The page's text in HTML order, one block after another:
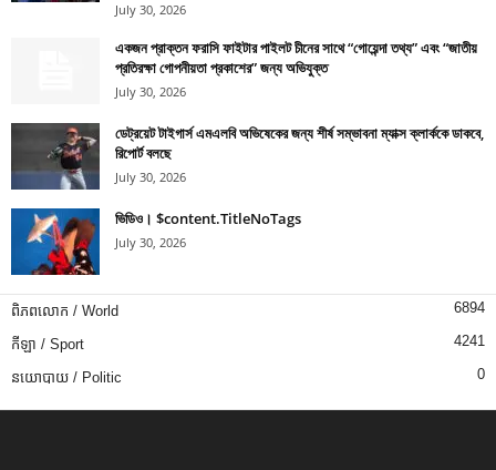
July 30, 2026
একজন প্রাক্তন ফরাসি ফাইটার পাইলট চীনের সাথে “গোয়েন্দা তথ্য” এবং “জাতীয়
প্রতিরক্ষা গোপনীয়তা প্রকাশের” জন্য অভিযুক্ত
July 30, 2026
ডেট্রয়েট টাইগার্স এমএলবি অভিষেকের জন্য শীর্ষ সম্ভাবনা ম্যাক্স ক্লার্ককে ডাকবে,
রিপোর্ট বলছে
July 30, 2026
ভিডিও। $content.TitleNoTags
July 30, 2026
ពិភពលោក / World 6894
កីឡា / Sport 4241
នយោបាយ / Politic 0